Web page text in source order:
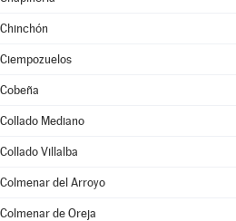
Chinchón
Ciempozuelos
Cobeña
Collado Mediano
Collado Villalba
Colmenar del Arroyo
Colmenar de Oreja